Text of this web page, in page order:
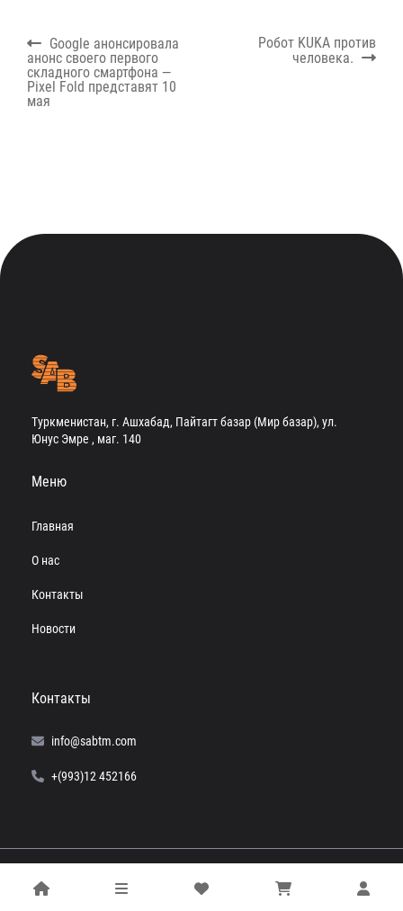
Навигация
по
записям
Previous
post:
Google анонсировала
анонс своего первого
складного смартфона —
Pixel Fold представят 10
мая
Next
Робот KUKA против
человека.
Туркменистан, г. Ашхабад, Пайтагт базар (Мир базар), ул.
Юнус Эмре , маг. 140
Меню
Главная
О нас
Контакты
Новости
Контакты
info@sabtm.com
+(993)12 452166
Powered by
Computer+